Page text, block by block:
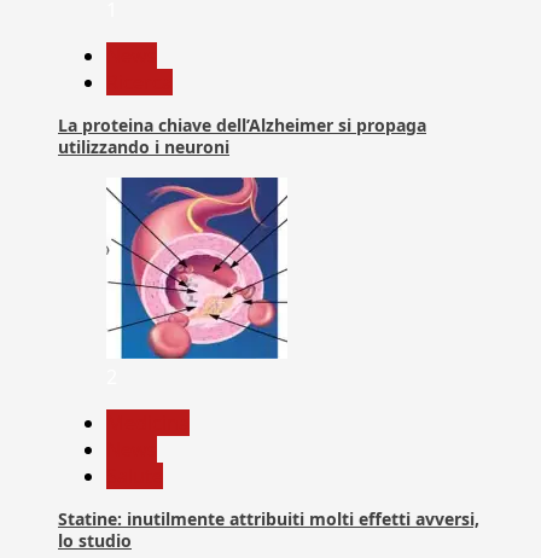
La proteina chiave dell’Alzheimer si propaga
utilizzando i neuroni
Statine: inutilmente attribuiti molti effetti avversi,
lo studio